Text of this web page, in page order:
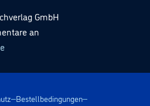
GmbH
an
Bestellbedingungen